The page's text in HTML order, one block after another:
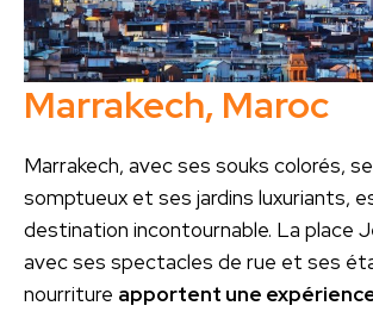
Marrakech, Maroc
Marrakech, avec ses souks colorés,
somptueux et ses jardins luxuriants,
destination incontournable. La place
avec ses spectacles de rue et ses
nourriture apportent une